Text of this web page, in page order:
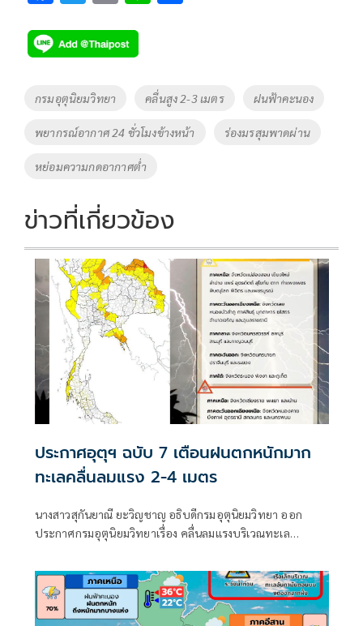
e
b
o
k
tt
er
p
y
n
k
Tags
กรมอุตุนิยมวิทยา คลื่นสูง 2-3 เมตร ฝนฟ้าคะนอง
พยากรณ์อากาศ 24 ชั่วโมงข้างหน้า ร่องมรสุมพาดผ่าน
หย่อมความกดอากาศต่ำ
ข่าวที่เกี่ยวข้อง
ประกาศอุตุฯ ฉบับ 7 เตือนฝนตกหนักมาก
ทะเลคลื่นลมแรง 2-4 เมตร
นางสาวสุกันยาณี ยะวิญชาญ อธิบดีกรมอุตุนิยมวิทยา ออก
ประกาศกรมอุตุนิยมวิทยาเรื่อง คลื่นลมแรงบริเวณทะเล
มากบริเวณประเทศไทย